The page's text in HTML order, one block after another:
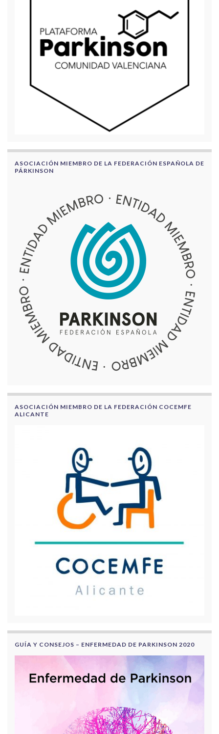
ASOCIACIÓN MIEMBRO DE LA FEDERACIÓN ESPAÑOLA DE
PÁRKINSON
ASOCIACIÓN MIEMBRO DE LA FEDERACIÓN COCEMFE
ALICANTE
GUÍA Y CONSEJOS – ENFERMEDAD DE PARKINSON 2020